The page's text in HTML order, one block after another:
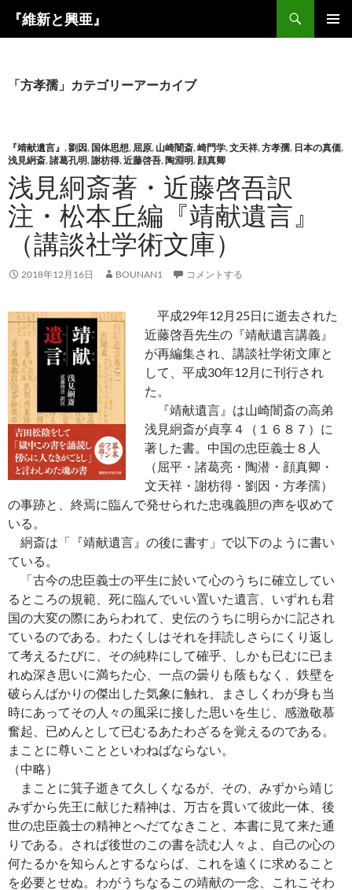
ッ
プ
『維新と興亜』
「方孝孺」カテゴリーアーカイブ
『靖献遺言』 ,劉因, 国体思想, 屈原, 山崎闇斎,崎門学,文天祥,方孝孺, 日本の真価,
浅見絅斎,諸葛孔明,謝枋得,近藤啓吾, 陶淵明,顔真卿
浅見絅斎著・近藤啓吾訳
注・松本丘編『靖献遺言』
（講談社学術文庫）
2018年12月16日 BOUNAN1 コメントする
平成29年12月25日に逝去された
近藤啓吾先生の『靖献遺言講義』
が再編集され、講談社学術文庫と
して、平成30年12月に刊行され
た。
『靖献遺言』は山崎闇斎の高弟
浅見絅斎が貞享４（１６８７）に
著した書。中国の忠臣義士８人
（屈平・諸葛亮・陶潜・顔真卿・
文天祥・謝枋得・劉因・方孝孺）
の事跡と、終焉に臨んで発せられた忠魂義胆の声を収めて
いる。
絅斎は「『靖献遺言』の後に書す」で以下のように書い
ている。
「古今の忠臣義士の平生に於いて心のうちに確立してい
るところの規範、死に臨んでいい置いた遺言、いずれも君
国の大変の際にあらわれて、史伝のうちに明らかに記され
ているのである。わたくしはそれを拝読しさらにくり返し
て考えるたびに、その純粋にして確乎、しかも已むに已ま
れぬ深き思いに満ちた心、一点の曇りも蔭もなく、鉄壁を
破らんばかりの傑出した気象に触れ、まさしくわが身も当
時にあってその人々の風采に接した思いを生じ、感激敬慕
奮起、已めんとして已むるあたわざるを覚えるのである。
まことに尊いことといわねばならない。
（中略）
まことに箕子逝きて久しくなるが、その、みずから靖じ
みずから先王に献じた精神は、万古を貫いて彼此一体、後
世の忠臣義士の精神とへだてなきこと、本書に見て来た通
りである。されば後世のこの書を読む人々よ、自己の心の
何たるかを知らんとするならば、これを遠くに求めること
を必要とせぬ。わがうちなるこの靖献の一念、これこそわ